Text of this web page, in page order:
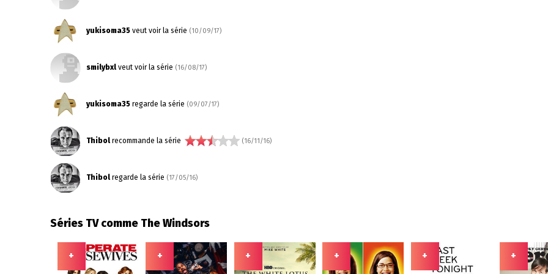
yukisoma35 veut voir la série (10/09/17)
smilybxl veut voir la série (16/08/17)
yukisoma35 regarde la série (09/07/17)
Thibol recommande la série (16/11/16)
Thibol regarde la série (17/05/16)
Séries TV comme The Windsors
+ + + + + +